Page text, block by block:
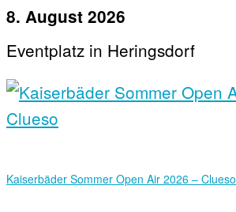
8. August 2026
Eventplatz in Heringsdorf
Kaiserbäder Sommer Open Air 2026 – Clueso